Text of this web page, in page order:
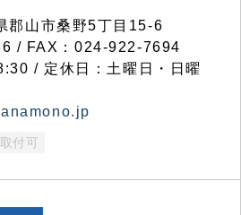
山市桑野5丁目15-6
/ FAX：024-922-7694
/ 定休日：土曜日・日曜
付可